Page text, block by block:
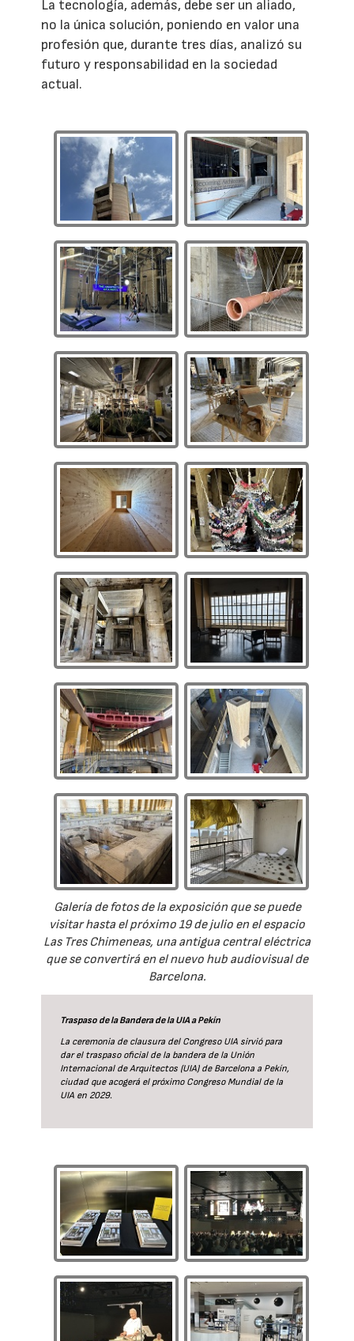
La tecnología, además, debe ser un aliado,
no la única solución, poniendo en valor una
profesión que, durante tres días, analizó su
futuro y responsabilidad en la sociedad
actual.
Galería de fotos de la exposición que se puede
visitar hasta el próximo 19 de julio en el espacio
Las Tres Chimeneas, una antigua central eléctrica
que se convertirá en el nuevo hub audiovisual de
Barcelona.
Traspaso de la Bandera de la UIA a Pekín
La ceremonia de clausura del Congreso UIA sirvió para
dar el traspaso oficial de la bandera de la Unión
Internacional de Arquitectos (UIA) de Barcelona a Pekín,
ciudad que acogerá el próximo Congreso Mundial de la
UIA en 2029.